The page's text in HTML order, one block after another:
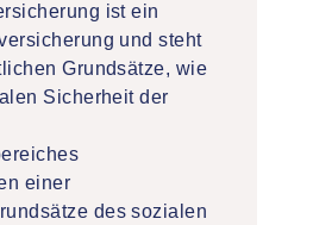
ist ein
und steht
Grundsätze, wie
Sicherheit der
einer
des sozialen